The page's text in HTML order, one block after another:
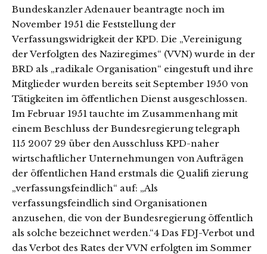
Bundeskanzler Adenauer beantragte noch im
November 1951 die Feststellung der
Verfassungswidrigkeit der KPD. Die „Vereinigung
der Verfolgten des Naziregimes“ (VVN) wurde in der
BRD als „radikale Organisation“ eingestuft und ihre
Mitglieder wurden bereits seit September 1950 von
Tätigkeiten im öffentlichen Dienst ausgeschlossen.
Im Februar 1951 tauchte im Zusammenhang mit
einem Beschluss der Bundesregierung telegraph
115 2007 29 über den Ausschluss KPD-naher
wirtschaftlicher Unternehmungen von Aufträgen
der öffentlichen Hand erstmals die Qualifi zierung
„verfassungsfeindlich“ auf: „Als
verfassungsfeindlich sind Organisationen
anzusehen, die von der Bundesregierung öffentlich
als solche bezeichnet werden.“4 Das FDJ-Verbot und
das Verbot des Rates der VVN erfolgten im Sommer